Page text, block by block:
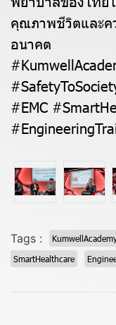
คุณภาพชีวิตและค
อนาคต
#EMC
Tags :
SmartHealthcare